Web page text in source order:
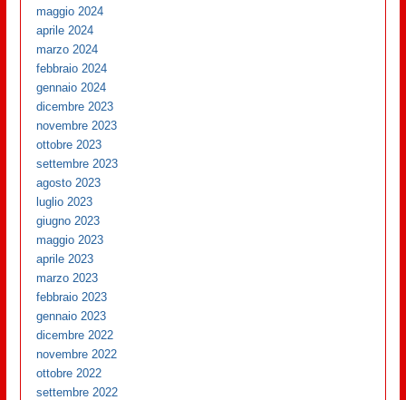
maggio 2024
aprile 2024
marzo 2024
febbraio 2024
gennaio 2024
dicembre 2023
novembre 2023
ottobre 2023
settembre 2023
agosto 2023
luglio 2023
giugno 2023
maggio 2023
aprile 2023
marzo 2023
febbraio 2023
gennaio 2023
dicembre 2022
novembre 2022
ottobre 2022
settembre 2022